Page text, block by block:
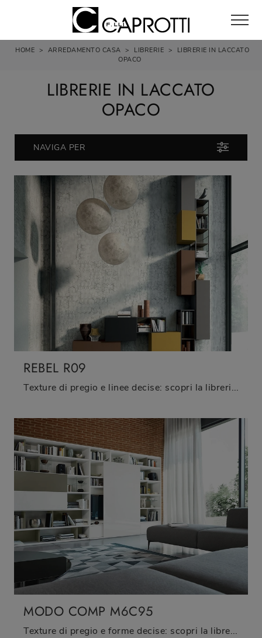
HOME > ARREDAMENTO CASA > LIBRERIE >
LIBRERIE IN LACCATO
OPACO
LIBRERIE IN LACCATO
OPACO
NAVIGA PER
REBEL R09
Texture di pregio e linee decise: scopri la libreria Rebel R09 di Fimar tra le più originali Librerie moderne sospese.
MODO COMP M6C95
Texture di pregio e forme decise: scopri la libreria Modo Comp M6C95 di Sangiacomo tra le più belle Librerie moderne componibili.